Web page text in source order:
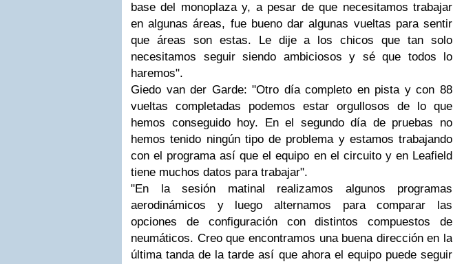
base del monoplaza y, a pesar de que necesitamos trabajar
en algunas áreas, fue bueno dar algunas vueltas para sentir
que áreas son estas. Le dije a los chicos que tan solo
necesitamos seguir siendo ambiciosos y sé que todos lo
haremos".
Giedo van der Garde: "Otro día completo en pista y con 88
vueltas completadas podemos estar orgullosos de lo que
hemos conseguido hoy. En el segundo día de pruebas no
hemos tenido ningún tipo de problema y estamos trabajando
con el programa así que el equipo en el circuito y en Leafield
tiene muchos datos para trabajar".
"En la sesión matinal realizamos algunos programas
aerodinámicos y luego alternamos para comparar las
opciones de configuración con distintos compuestos de
neumáticos. Creo que encontramos una buena dirección en la
última tanda de la tarde así que ahora el equipo puede seguir